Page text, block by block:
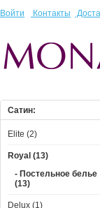
Войти Контакты
Сатин:
Elite (2)
Royal (13)
- Постельное белье
(13)
Delux (1)